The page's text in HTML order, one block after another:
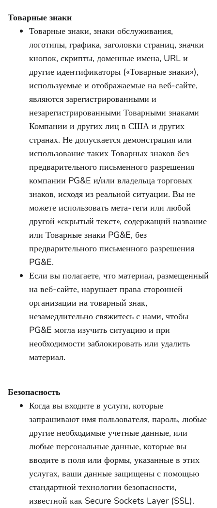
Товарные знаки
Товарные знаки, знаки обслуживания,
логотипы, графика, заголовки страниц, значки
кнопок, скрипты, доменные имена, URL и
другие идентификаторы («Товарные знаки»),
используемые и отображаемые на веб-сайте,
являются зарегистрированными и
незарегистрированными Товарными знаками
Компании и других лиц в США и других
странах. Не допускается демонстрация или
использование таких Товарных знаков без
предварительного письменного разрешения
компании PG&E и/или владельца торговых
знаков, исходя из реальной ситуации. Вы не
можете использовать мета-теги или любой
другой «скрытый текст», содержащий название
или Товарные знаки PG&E, без
предварительного письменного разрешения
PG&E.
Если вы полагаете, что материал, размещенный
на веб-сайте, нарушает права сторонней
организации на товарный знак,
незамедлительно свяжитесь с нами, чтобы
PG&E могла изучить ситуацию и при
необходимости заблокировать или удалить
материал.
Безопасность
Когда вы входите в услуги, которые
запрашивают имя пользователя, пароль, любые
другие необходимые учетные данные, или
любые персональные данные, которые вы
вводите в поля или формы, указанные в этих
услугах, ваши данные защищены с помощью
стандартной технологии безопасности,
известной как Secure Sockets Layer (SSL).